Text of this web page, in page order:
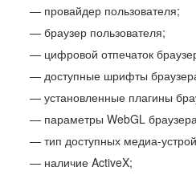
провайдер пользователя;
браузер пользователя;
цифровой отпечаток
доступные шрифты
установленные плагины
параметры WebGL
тип доступных медиа-
наличие ActiveX;